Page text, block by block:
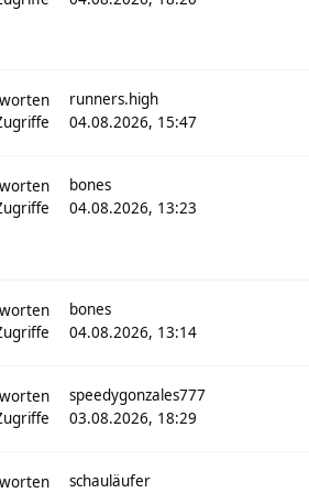
runners.high
04.08.2026, 15:47
bones
04.08.2026, 13:23
bones
04.08.2026, 13:14
speedygonzales777
03.08.2026, 18:29
schauläufer